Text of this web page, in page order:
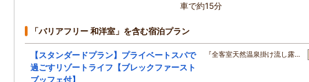
車で約15分
「バリアフリー 和洋室」を含む宿泊プラン
【スタンダードプラン】プライベートスパで
過ごすリゾートライフ【ブレックファースト
ブッフェ付】
『全客室天然温泉掛け流し露…